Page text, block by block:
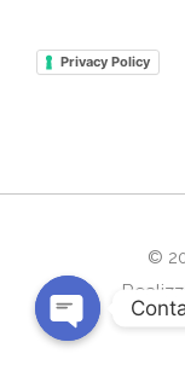
Privacy Policy
©